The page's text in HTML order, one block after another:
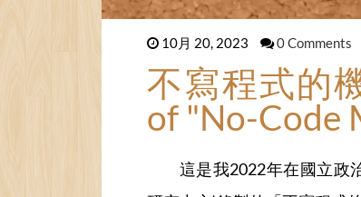
10月 20, 2023 0 Comments
不寫程式的
of "No-Code
這是我2022年在國立政